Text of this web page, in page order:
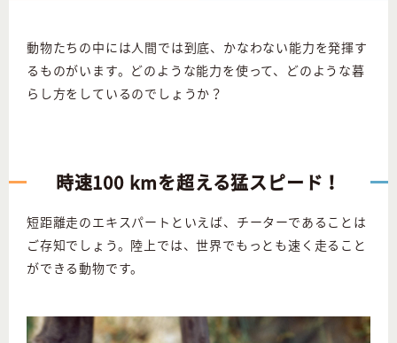
動物たちの中には人間では到底、かなわない能力を発揮す
るものがいます。どのような能力を使って、どのような暮
らし方をしているのでしょうか？
時速100 kmを超える猛スピード！
短距離走のエキスパートといえば、チーターであることは
ご存知でしょう。陸上では、世界でもっとも速く走ること
ができる動物です。